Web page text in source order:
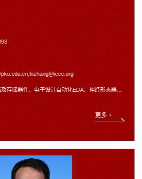
储器件、电子设计自动化EDA、神经形态器件和计算系统
更多 +